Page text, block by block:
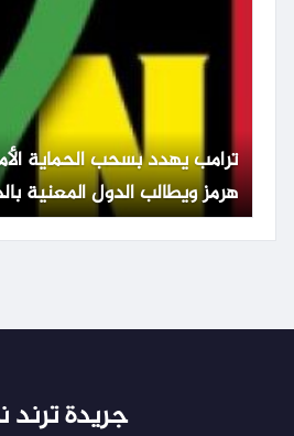
ترامب يهدد بسحب الحماية
هرمز ويطالب الدول المعنية
جريدة ترند